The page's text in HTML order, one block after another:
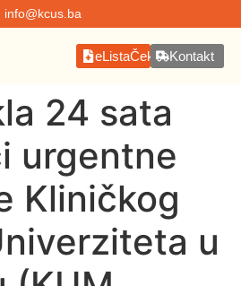
info@kcus.ba
eListaČekanjaKontakt
24 sata
urgentne
Kliničkog
u